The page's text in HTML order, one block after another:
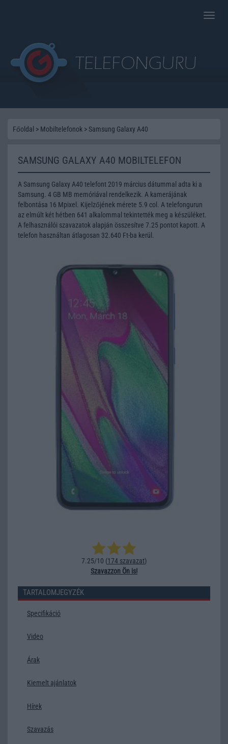
Toggle
Főoldal > Mobiltelefonok > Samsung Galaxy A40
SAMSUNG GALAXY A40 MOBILTELEFON
A Samsung Galaxy A40 telefont 2019 március dátummal adta ki a
Samsung. 4 GB MB memóriával rendelkezik. A kamerájának
felbontása 16 Mpixel. Kijelzőjének mérete 5.9 col. A telefongurun
az elmúlt két hétben 641 alkalommal tekintették meg a készüléket.
A felhasználói szavazatok alapján összesítve 7.25 pontot kapott. A
telefon használtan átlagosan 32.640 Ft-ba kerül.
7.25/10 (174 szavazat)
Szavazzon Ön is!
TARTALOMJEGYZÉK
Specifikáció
Video
Árak
Kiemelt ajánlatok
Hírek
Szavazás